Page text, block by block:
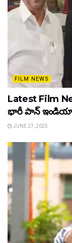
FILM NEWS
Latest Film
భారీ పాన్‌ ఇండియా
JUNE 27, 2025